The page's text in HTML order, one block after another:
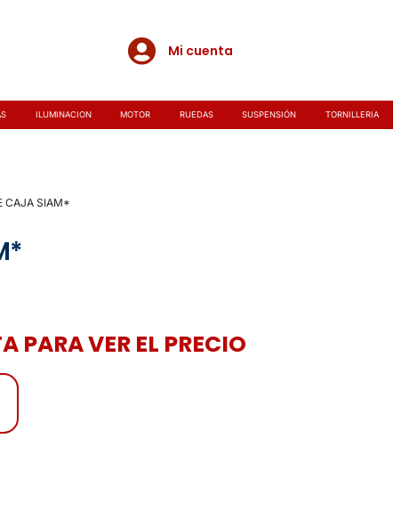
Mi cuenta
ILUMINACION MOTOR RUEDAS SUSPENSIÓN TORNILLERIA
CAJA SIAM*
PARA VER EL PRECIO